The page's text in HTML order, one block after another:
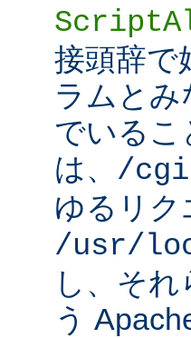
接頭辞で
ラムと
でいるこ
は、 /
ゆるリ
/usr/
し、そ
う